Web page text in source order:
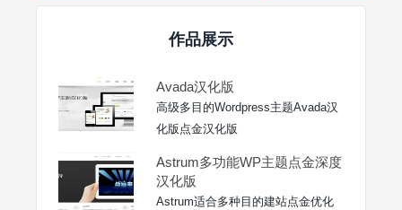
作品展示
Avada汉化版
高级多目的Wordpress主题Avada汉
化版点金汉化版
Astrum多功能WP主题点金深度
汉化版
Astrum适合多种目的建站点金优化